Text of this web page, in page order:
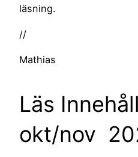
läsning.
//
Mathias
Läs
okt/nov